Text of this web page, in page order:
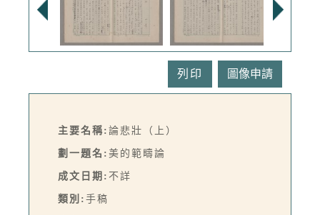
列印
主要名稱: 論悲壯（上）
劃一題名: 美的範疇論
成文日期: 不詳
類別: 手稿